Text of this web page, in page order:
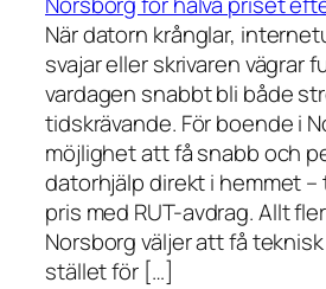
När datorn krånglar,
svajar eller skrivaren vägrar
vardagen snabbt bli både
tidskrävande. För boende i
möjlighet att få snabb och
datorhjälp direkt i hemmet
pris med RUT-avdrag. Allt
Norsborg väljer att få
stället för […]